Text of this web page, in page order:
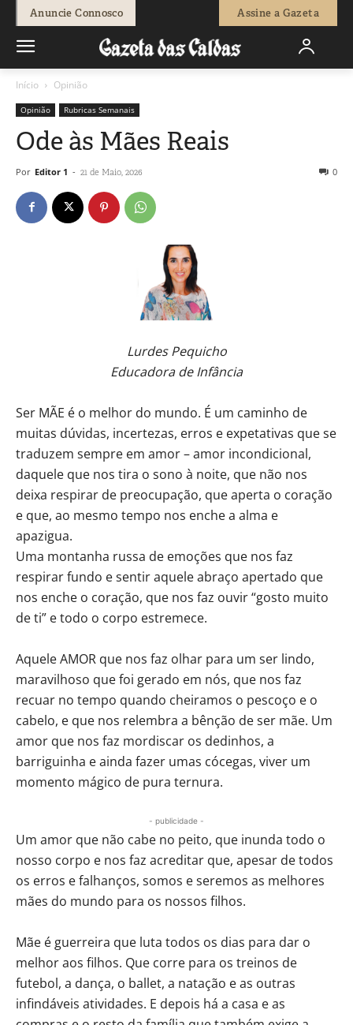
Anuncie Connosco Assine a Gazeta
Início Opinião
Opinião Rubricas Semanais
Ode às Mães Reais
Por Editor 1 - 21 de Maio, 2026 0
Lurdes Pequicho
Educadora de Infância
Ser MÃE é o melhor do mundo. É um caminho de
muitas dúvidas, incertezas, erros e expetativas que se
traduzem sempre em amor – amor incondicional,
daquele que nos tira o sono à noite, que não nos
deixa respirar de preocupação, que aperta o coração
e que, ao mesmo tempo nos enche a alma e
apazigua.
Uma montanha russa de emoções que nos faz
respirar fundo e sentir aquele abraço apertado que
nos enche o coração, que nos faz ouvir “gosto muito
de ti” e todo o corpo estremece.
Aquele AMOR que nos faz olhar para um ser lindo,
maravilhoso que foi gerado em nós, que nos faz
recuar no tempo quando cheiramos o pescoço e o
cabelo, e que nos relembra a bênção de ser mãe. Um
amor que nos faz mordiscar os dedinhos, a
barriguinha e ainda fazer umas cócegas, viver um
momento mágico de pura ternura.
- publicidade -
Um amor que não cabe no peito, que inunda todo o
nosso corpo e nos faz acreditar que, apesar de todos
os erros e falhanços, somos e seremos as melhores
mães do mundo para os nossos filhos.
Mãe é guerreira que luta todos os dias para dar o
melhor aos filhos. Que corre para os treinos de
futebol, a dança, o ballet, a natação e as outras
infindáveis atividades. E depois há a casa e as